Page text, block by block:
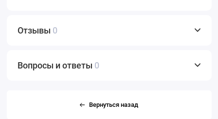
Отзывы 0
Вопросы и ответы 0
Вернуться назад